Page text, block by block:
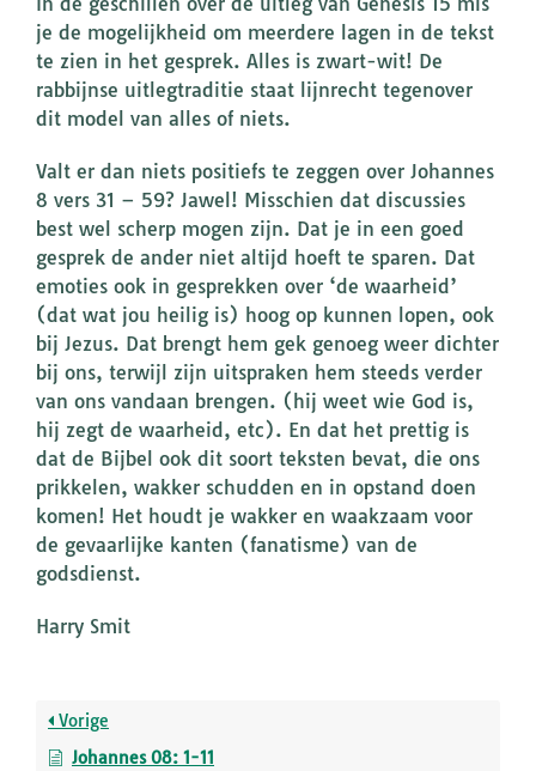
je de mogelijkheid om meerdere lagen in de tekst
te zien in het gesprek. Alles is zwart-wit! De
rabbijnse uitlegtraditie staat lijnrecht tegenover
dit model van alles of niets.
Valt er dan niets positiefs te zeggen over Johannes
8 vers 31 – 59? Jawel! Misschien dat discussies
best wel scherp mogen zijn. Dat je in een goed
gesprek de ander niet altijd hoeft te sparen. Dat
emoties ook in gesprekken over ‘de waarheid’
(dat wat jou heilig is) hoog op kunnen lopen, ook
bij Jezus. Dat brengt hem gek genoeg weer dichter
bij ons, terwijl zijn uitspraken hem steeds verder
van ons vandaan brengen. (hij weet wie God is,
hij zegt de waarheid, etc). En dat het prettig is
dat de Bijbel ook dit soort teksten bevat, die ons
prikkelen, wakker schudden en in opstand doen
komen! Het houdt je wakker en waakzaam voor
de gevaarlijke kanten (fanatisme) van de
godsdienst.
Harry Smit
Vorige
Johannes 08: 1-11